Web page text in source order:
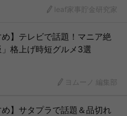
leaf家事貯金研究家
め】テレビで話題！マニア絶
格上げ時短グルメ3選
ヨムーノ 編集部
め】サタプラで話題＆品切れ